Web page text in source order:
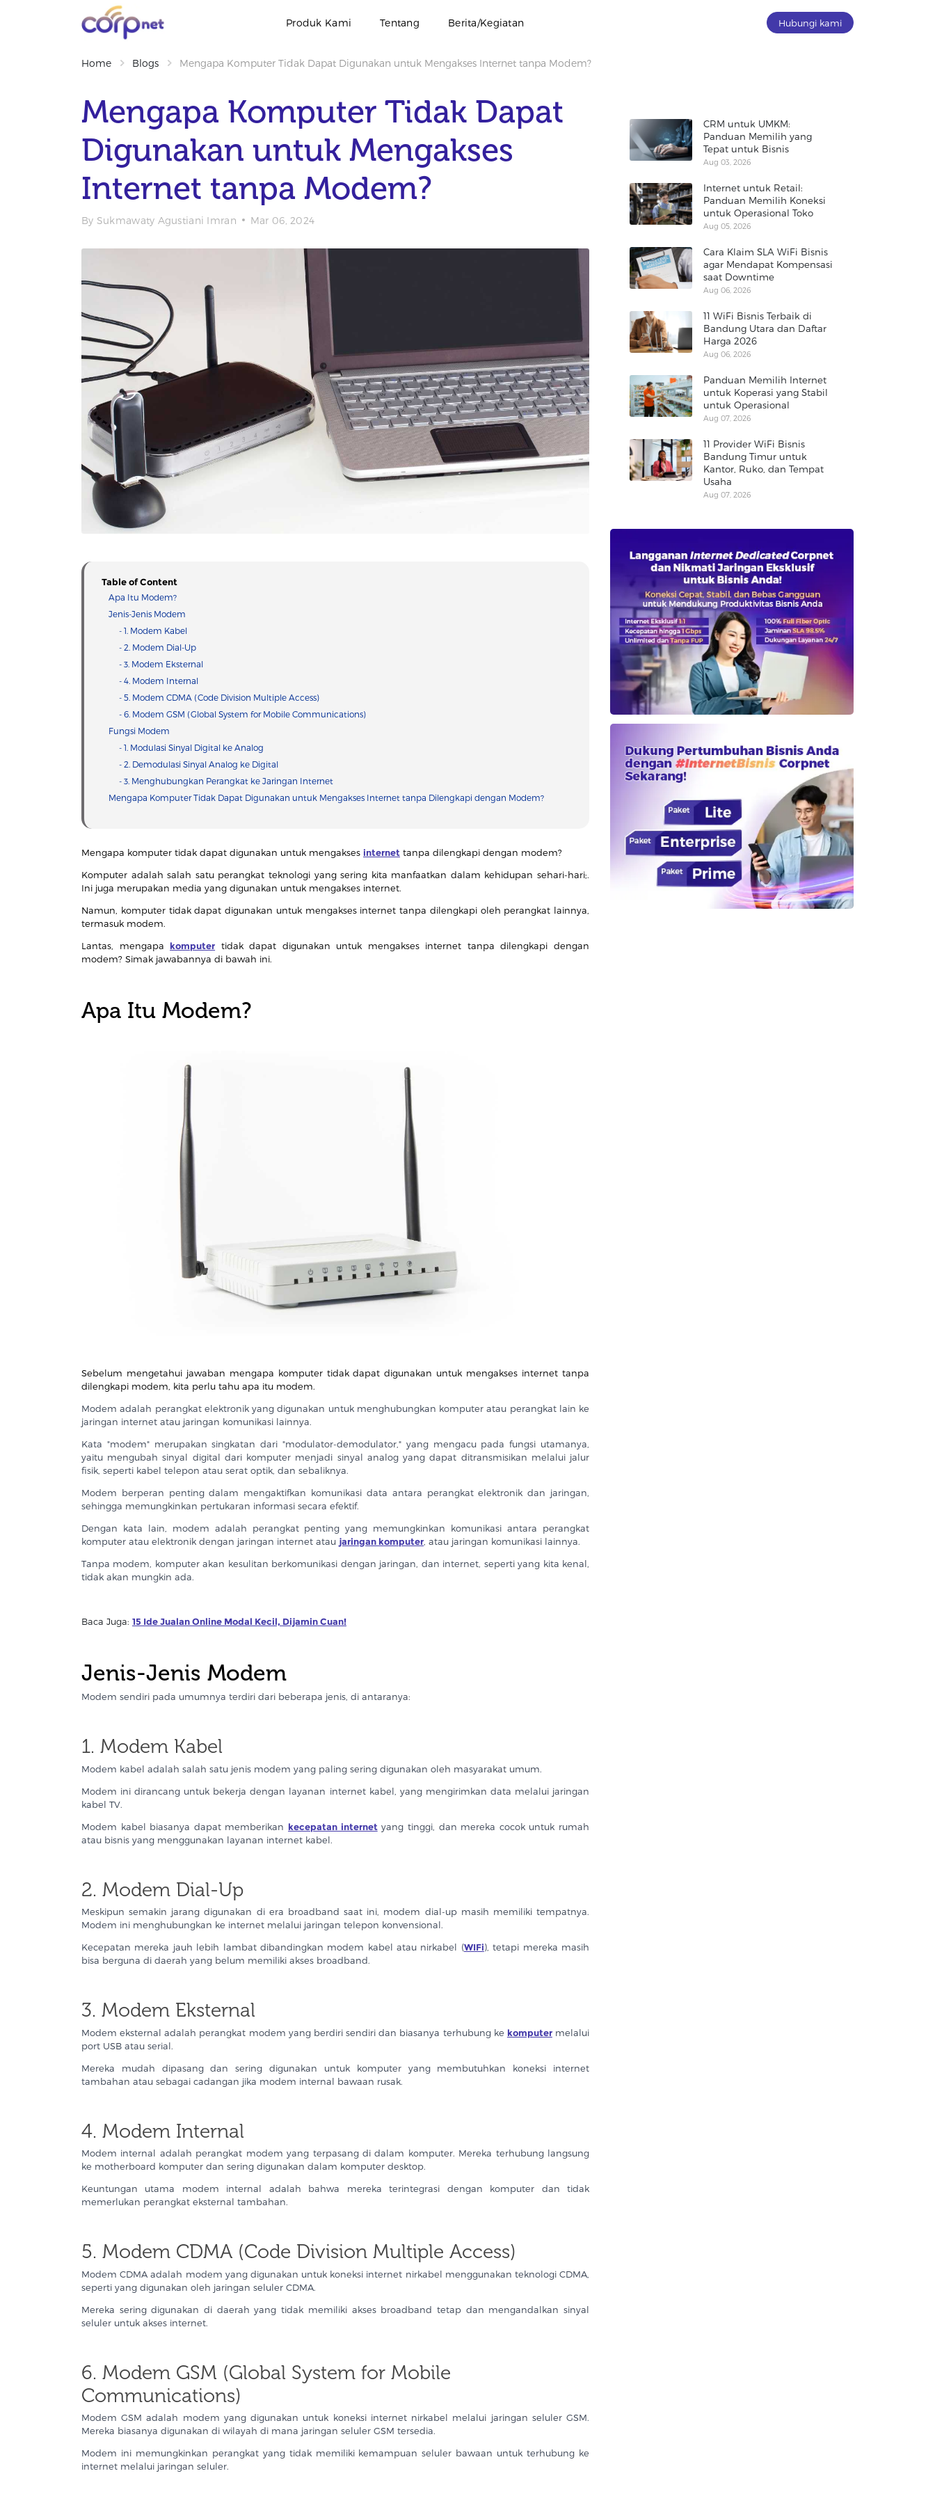
Produk Kami Tentang Berita/Kegiatan Hubungi kami
Home Blogs Mengapa Komputer Tidak Dapat Digunakan untuk Mengakses Internet tanpa Modem?
Mengapa Komputer Tidak Dapat
Digunakan untuk Mengakses
Internet tanpa Modem?
By Sukmawaty Agustiani Imran Mar 06, 2024
Table of Content
Apa Itu Modem?
Jenis-Jenis Modem
- 1. Modem Kabel
- 2. Modem Dial-Up
- 3. Modem Eksternal
- 4. Modem Internal
- 5. Modem CDMA (Code Division Multiple Access)
- 6. Modem GSM (Global System for Mobile Communications)
Fungsi Modem
- 1. Modulasi Sinyal Digital ke Analog
- 2. Demodulasi Sinyal Analog ke Digital
- 3. Menghubungkan Perangkat ke Jaringan Internet
Mengapa Komputer Tidak Dapat Digunakan untuk Mengakses Internet tanpa Dilengkapi dengan Modem?
Mengapa komputer tidak dapat digunakan untuk mengakses internet tanpa dilengkapi dengan modem?
Komputer adalah salah satu perangkat teknologi yang sering kita manfaatkan dalam kehidupan sehari-hari;.
Ini juga merupakan media yang digunakan untuk mengakses internet.
Namun, komputer tidak dapat digunakan untuk mengakses internet tanpa dilengkapi oleh perangkat lainnya,
termasuk modem.
Lantas, mengapa komputer tidak dapat digunakan untuk mengakses internet tanpa dilengkapi dengan
modem? Simak jawabannya di bawah ini.
Apa Itu Modem?
Sebelum mengetahui jawaban mengapa komputer tidak dapat digunakan untuk mengakses internet tanpa
dilengkapi modem, kita perlu tahu apa itu modem.
Modem adalah perangkat elektronik yang digunakan untuk menghubungkan komputer atau perangkat lain ke
jaringan internet atau jaringan komunikasi lainnya.
Kata "modem" merupakan singkatan dari "modulator-demodulator," yang mengacu pada fungsi utamanya,
yaitu mengubah sinyal digital dari komputer menjadi sinyal analog yang dapat ditransmisikan melalui jalur
fisik, seperti kabel telepon atau serat optik, dan sebaliknya.
Modem berperan penting dalam mengaktifkan komunikasi data antara perangkat elektronik dan jaringan,
sehingga memungkinkan pertukaran informasi secara efektif.
Dengan kata lain, modem adalah perangkat penting yang memungkinkan komunikasi antara perangkat
komputer atau elektronik dengan jaringan internet atau jaringan komputer , atau jaringan komunikasi lainnya.
Tanpa modem, komputer akan kesulitan berkomunikasi dengan jaringan, dan internet, seperti yang kita kenal,
tidak akan mungkin ada.
Baca Juga: 15 Ide Jualan Online Modal Kecil, Dijamin Cuan!
Jenis-Jenis Modem
Modem sendiri pada umumnya terdiri dari beberapa jenis, di antaranya:
1. Modem Kabel
Modem kabel adalah salah satu jenis modem yang paling sering digunakan oleh masyarakat umum.
Modem ini dirancang untuk bekerja dengan layanan internet kabel, yang mengirimkan data melalui jaringan
kabel TV.
Modem kabel biasanya dapat memberikan kecepatan internetyang tinggi, dan mereka cocok untuk rumah
atau bisnis yang menggunakan layanan internet kabel.
2. Modem Dial-Up
Meskipun semakin jarang digunakan di era broadband saat ini, modem dial-up masih memiliki tempatnya.
Modem ini menghubungkan ke internet melalui jaringan telepon konvensional.
Kecepatan mereka jauh lebih lambat dibandingkan modem kabel atau nirkabel (WIFi), tetapi mereka masih
bisa berguna di daerah yang belum memiliki akses broadband.
3. Modem Eksternal
Modem eksternal adalah perangkat modem yang berdiri sendiri dan biasanya terhubung ke komputermelalui
port USB atau serial.
Mereka mudah dipasang dan sering digunakan untuk komputer yang membutuhkan koneksi internet
tambahan atau sebagai cadangan jika modem internal bawaan rusak.
4. Modem Internal
Modem internal adalah perangkat modem yang terpasang di dalam komputer. Mereka terhubung langsung
ke motherboard komputer dan sering digunakan dalam komputer desktop.
Keuntungan utama modem internal adalah bahwa mereka terintegrasi dengan komputer dan tidak
memerlukan perangkat eksternal tambahan.
5. Modem CDMA (Code Division Multiple Access)
Modem CDMA adalah modem yang digunakan untuk koneksi internet nirkabel menggunakan teknologi CDMA,
seperti yang digunakan oleh jaringan seluler CDMA.
Mereka sering digunakan di daerah yang tidak memiliki akses broadband tetap dan mengandalkan sinyal
seluler untuk akses internet.
6. Modem GSM (Global System for Mobile
Communications)
Modem GSM adalah modem yang digunakan untuk koneksi internet nirkabel melalui jaringan seluler GSM.
Mereka biasanya digunakan di wilayah di mana jaringan seluler GSM tersedia.
Modem ini memungkinkan perangkat yang tidak memiliki kemampuan seluler bawaan untuk terhubung ke
internet melalui jaringan seluler.
CRM untuk UMKM:
Panduan Memilih yang
Tepat untuk Bisnis
Aug 03, 2026
Internet untuk Retail:
Panduan Memilih Koneksi
untuk Operasional Toko
Aug 05, 2026
Cara Klaim SLA WiFi Bisnis
agar Mendapat Kompensasi
saat Downtime
Aug 06, 2026
11 WiFi Bisnis Terbaik di
Bandung Utara dan Daftar
Harga 2026
Aug 06, 2026
Panduan Memilih Internet
untuk Koperasi yang Stabil
untuk Operasional
Aug 07, 2026
11 Provider WiFi Bisnis
Bandung Timur untuk
Kantor, Ruko, dan Tempat
Usaha
Aug 07, 2026